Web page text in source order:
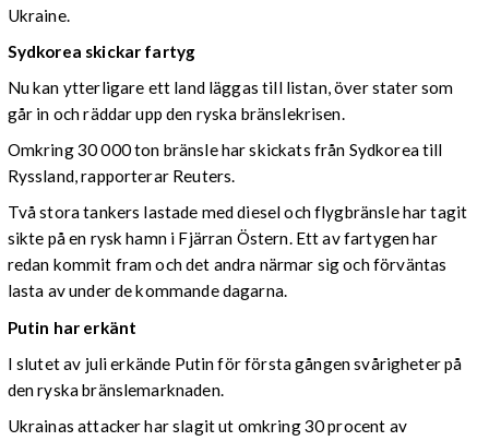
Ukraine.
Sydkorea skickar fartyg
Nu kan ytterligare ett land läggas till listan, över stater som
går in och räddar upp den ryska bränslekrisen.
Omkring 30 000 ton bränsle har skickats från Sydkorea till
Ryssland, rapporterar Reuters.
Två stora tankers lastade med diesel och flygbränsle har tagit
sikte på en rysk hamn i Fjärran Östern. Ett av fartygen har
redan kommit fram och det andra närmar sig och förväntas
lasta av under de kommande dagarna.
Putin har erkänt
I slutet av juli erkände Putin för första gången svårigheter på
den ryska bränslemarknaden.
Ukrainas attacker har slagit ut omkring 30 procent av